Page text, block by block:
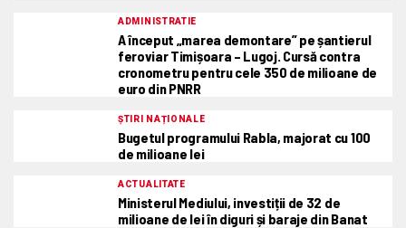
ADMINISTRATIE
A început „marea demontare” pe șantierul
feroviar Timișoara – Lugoj. Cursă contra
cronometru pentru cele 350 de milioane de
euro din PNRR
ȘTIRI NAȚIONALE
Bugetul programului Rabla, majorat cu 100
de milioane lei
ACTUALITATE
Ministerul Mediului, investiții de 32 de
milioane de lei în diguri și baraje din Banat